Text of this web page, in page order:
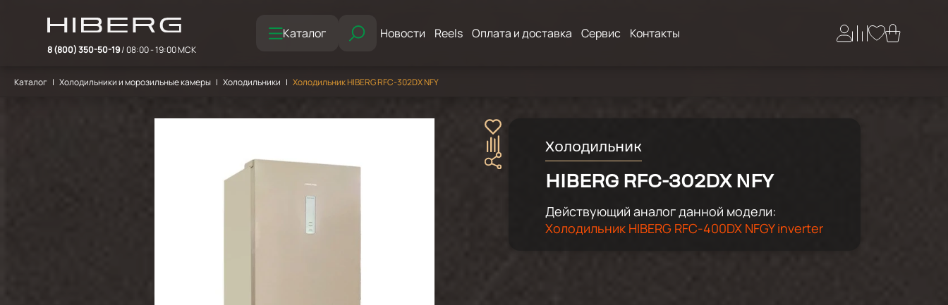
8 (800) 350-50-19/ 08:00 - 19:00 МСК
Каталог Новости Reels Оплата и доставка Сервис Контакты
Каталог Холодильники и морозильные камеры Холодильники Холодильник HIBERG RFC-302DX NFY
Холодильник
HIBERG RFC-302DX NFY
Действующий аналог данной модели:
Холодильник HIBERG RFC-400DX NFGY inverter